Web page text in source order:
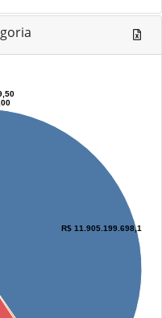
R$ 11.905.199.698,16